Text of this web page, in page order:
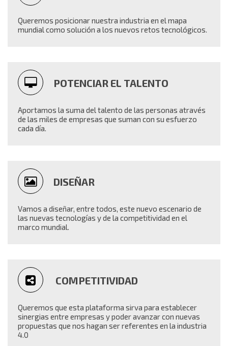
Queremos posicionar nuestra industria en el mapa
mundial como solución a los nuevos retos tecnológicos.
POTENCIAR EL TALENTO
Aportamos la suma del talento de las personas através
de las miles de empresas que suman con su esfuerzo
cada día.
DISEÑAR
Vamos a diseñar, entre todos, este nuevo escenario de
las nuevas tecnologías y de la competitividad en el
marco mundial.
COMPETITIVIDAD
Queremos que esta plataforma sirva para establecer
sinergias entre empresas y poder avanzar con nuevas
propuestas que nos hagan ser referentes en la industria
4.0